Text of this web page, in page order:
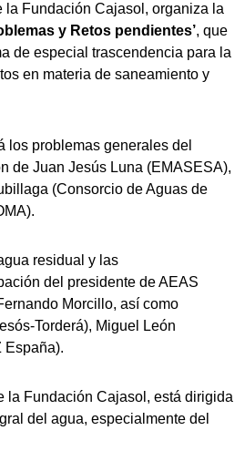
Fundación Cajasol, organiza la
y Retos pendientes’, que
de especial trascendencia para la
en materia de saneamiento y
los problemas generales del
de Juan Jesús Luna (EMASESA),
(Consorcio de Aguas de
residual y las
del presidente de AEAS
Morcillo, así como
Torderá), Miguel León
España).
la Fundación Cajasol, está dirigida
del agua, especialmente del